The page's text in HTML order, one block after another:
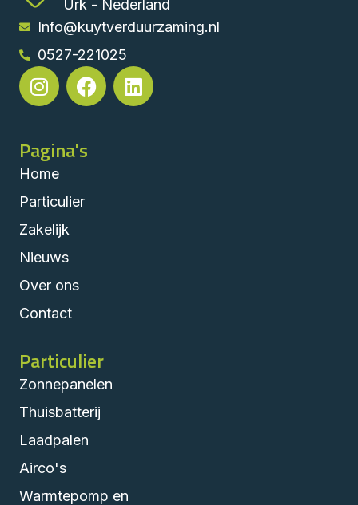
Urk - Nederland
Info@kuytverduurzaming.nl
0527-221025
Pagina's
Home
Particulier
Zakelijk
Nieuws
Over ons
Contact
Particulier
Zonnepanelen
Thuisbatterij
Laadpalen
Airco's
Warmtepomp en